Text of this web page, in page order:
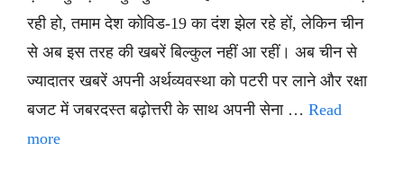
रही हो, तमाम देश कोविड-19 का दंश झेल रहे हों, लेकिन चीन
से अब इस तरह की खबरें बिल्कुल नहीं आ रहीं। अब चीन से
ज्यादातर खबरें अपनी अर्थव्यवस्था को पटरी पर लाने और रक्षा
बजट में जबरदस्त बढ़ोत्तरी के साथ अपनी सेना … Read
more